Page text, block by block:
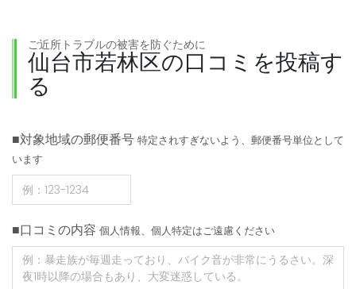
ご近所トラブルの被害を防ぐために
仙台市若林区の口コミを投稿す
る
■対象地域の郵便番号 特定されすぎないよう、郵便番号単位として
います
■口コミの内容 個人情報、個人特定はご遠慮ください